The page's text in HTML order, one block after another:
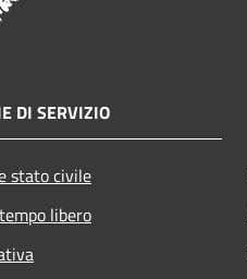
DI SERVIZIO
stato civile
libero